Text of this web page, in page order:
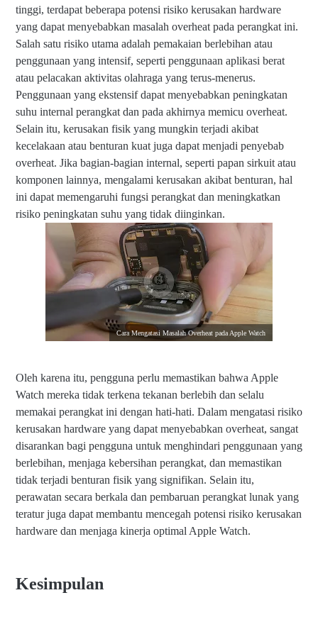
tinggi, terdapat beberapa potensi risiko kerusakan hardware
yang dapat menyebabkan masalah overheat pada perangkat ini.
Salah satu risiko utama adalah pemakaian berlebihan atau
penggunaan yang intensif, seperti penggunaan aplikasi berat
atau pelacakan aktivitas olahraga yang terus-menerus.
Penggunaan yang ekstensif dapat menyebabkan peningkatan
suhu internal perangkat dan pada akhirnya memicu overheat.
Selain itu, kerusakan fisik yang mungkin terjadi akibat
kecelakaan atau benturan kuat juga dapat menjadi penyebab
overheat. Jika bagian-bagian internal, seperti papan sirkuit atau
komponen lainnya, mengalami kerusakan akibat benturan, hal
ini dapat memengaruhi fungsi perangkat dan meningkatkan
risiko peningkatan suhu yang tidak diinginkan.
Cara Mengatasi Masalah Overheat pada Apple Watch
Oleh karena itu, pengguna perlu memastikan bahwa Apple
Watch mereka tidak terkena tekanan berlebih dan selalu
memakai perangkat ini dengan hati-hati. Dalam mengatasi risiko
kerusakan hardware yang dapat menyebabkan overheat, sangat
disarankan bagi pengguna untuk menghindari penggunaan yang
berlebihan, menjaga kebersihan perangkat, dan memastikan
tidak terjadi benturan fisik yang signifikan. Selain itu,
perawatan secara berkala dan pembaruan perangkat lunak yang
teratur juga dapat membantu mencegah potensi risiko kerusakan
hardware dan menjaga kinerja optimal Apple Watch.
Kesimpulan